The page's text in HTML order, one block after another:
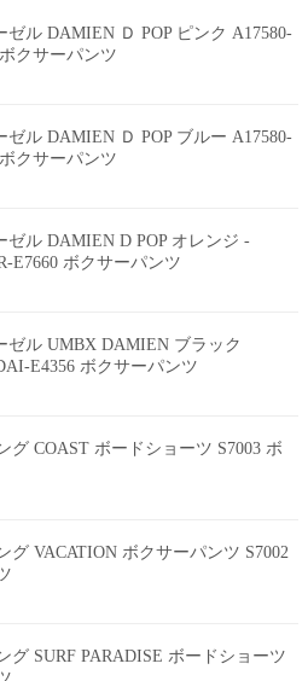
ゼル DAMIEN Ｄ POP ピンク A17580-
クサーパンツ
ゼル DAMIEN Ｄ POP ブルー A17580-
クサーパンツ
ゼル DAMIEN D POP オレンジ -
E7660 ボクサーパンツ
ゼル UMBX DAMIEN ブラック
E4356 ボクサーパンツ
グ COAST ボードショーツ S7003 ボ
グ VACATION ボクサーパンツ S7002
グ SURF PARADISE ボードショーツ